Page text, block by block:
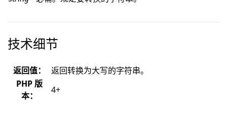
技术细节
返回值：
返回转换为大写的字符串。
PHP 版
本：
4+